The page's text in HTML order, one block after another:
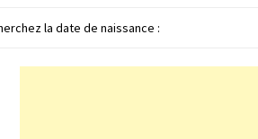
la date de naissance :